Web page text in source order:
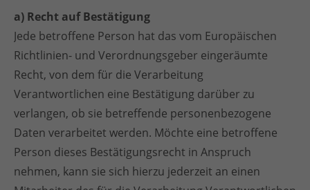
a) Recht auf Bestätigung
Jede betroffene Person hat das vom Europäischen
Richtlinien- und Verordnungsgeber eingeräumte
Recht, von dem für die Verarbeitung
Verantwortlichen eine Bestätigung darüber zu
verlangen, ob sie betreffende personenbezogene
Daten verarbeitet werden. Möchte eine betroffene
Person dieses Bestätigungsrecht in Anspruch
nehmen, kann sie sich hierzu jederzeit an einen